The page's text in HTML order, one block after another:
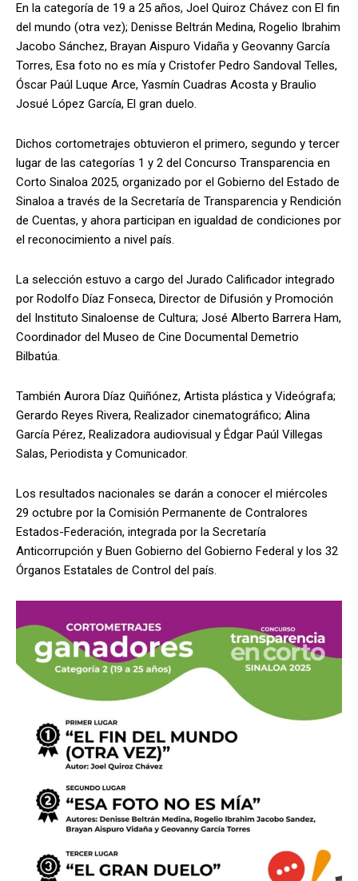
En la categoría de 19 a 25 años, Joel Quiroz Chávez con El fin
del mundo (otra vez); Denisse Beltrán Medina, Rogelio Ibrahim
Jacobo Sánchez, Brayan Aispuro Vidaña y Geovanny García
Torres, Esa foto no es mía y Cristofer Pedro Sandoval Telles,
Óscar Paúl Luque Arce, Yasmín Cuadras Acosta y Braulio
Josué López García, El gran duelo.
Dichos cortometrajes obtuvieron el primero, segundo y tercer
lugar de las categorías 1 y 2 del Concurso Transparencia en
Corto Sinaloa 2025, organizado por el Gobierno del Estado de
Sinaloa a través de la Secretaría de Transparencia y Rendición
de Cuentas, y ahora participan en igualdad de condiciones por
el reconocimiento a nivel país.
La selección estuvo a cargo del Jurado Calificador integrado
por Rodolfo Díaz Fonseca, Director de Difusión y Promoción
del Instituto Sinaloense de Cultura; José Alberto Barrera Ham,
Coordinador del Museo de Cine Documental Demetrio
Bilbatúa.
También Aurora Díaz Quiñónez, Artista plástica y Videógrafa;
Gerardo Reyes Rivera, Realizador cinematográfico; Alina
García Pérez, Realizadora audiovisual y Édgar Paúl Villegas
Salas, Periodista y Comunicador.
Los resultados nacionales se darán a conocer el miércoles
29 octubre por la Comisión Permanente de Contralores
Estados-Federación, integrada por la Secretaría
Anticorrupción y Buen Gobierno del Gobierno Federal y los 32
Órganos Estatales de Control del país.